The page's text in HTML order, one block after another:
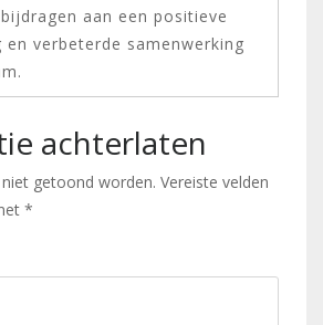
aan een positieve
en verbeterde samenwerking
achterlaten
getoond worden. Vereiste velden
*